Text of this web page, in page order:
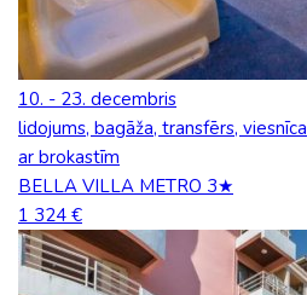
10. - 23. decembris
lidojums, bagāža, transfērs, viesnīca
ar brokastīm
BELLA VILLA METRO 3★
1 324 €